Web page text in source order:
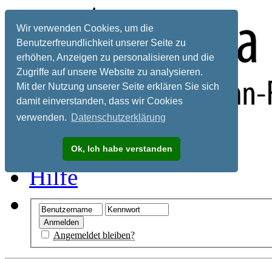
Wir verwenden Cookies, um die
Benutzerfreundlichkeit unserer Seite zu
erhöhen, Anzeigen zu personalisieren und die
Zugriffe auf unsere Website zu analysieren.
Mit der Nutzung unserer Seite erklären Sie sich
damit einverstanden, dass wir Cookies
verwenden. Datenschutzerklärung
Ok, Ich habe verstanden
Registrieren
Hilfe
Angemeldet bleiben?